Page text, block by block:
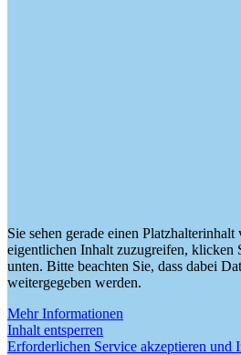
Sie sehen gerade einen Platzhalterinhalt
eigentlichen Inhalt zuzugreifen, klicken
unten. Bitte beachten Sie, dass dabei
weitergegeben werden.
Mehr Informationen
Inhalt entsperren
Erforderlichen Service akzeptieren und